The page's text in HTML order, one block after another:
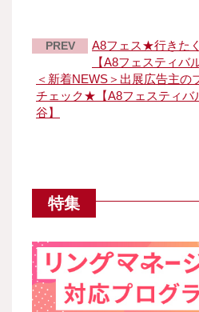
PREV
A8フェス★行きた
【A8フェスティバ
＜新着NEWS＞出展広告主の
チェック★【A8フェスティバ
谷】
特集